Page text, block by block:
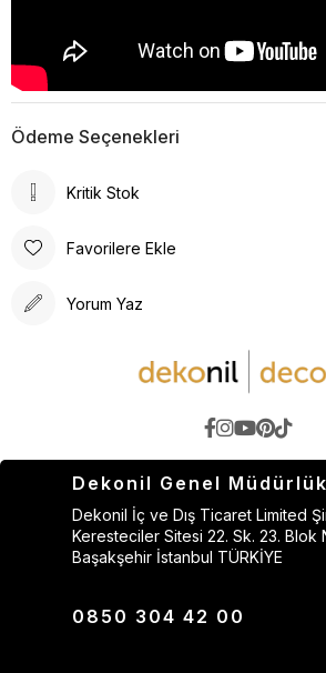
Ödeme Seçenekleri
Kritik Stok
Favorilere Ekle
Yorum Yaz
Dekonil Genel Müdürlük
Dekonil İç ve Dış Ticaret Limited
Keresteciler Sitesi 22. Sk. 23. Blok
Başakşehir İstanbul TÜRKİYE
0850 304 42 00